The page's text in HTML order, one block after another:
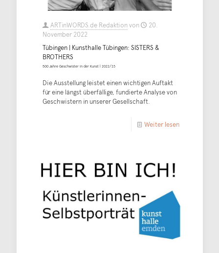
ARTinWORDS.de Redaktionvon
20.
November 2022
Tübingen | Kunsthalle Tübingen: SISTERS &
BROTHERS
500 Jahre Geschwister in der Kunst | 2022/23
Die Ausstellung leistet einen wichtigen Auftakt
für eine längst überfällige, fundierte Analyse von
Geschwistern in unserer Gesellschaft.
Weiter lesen